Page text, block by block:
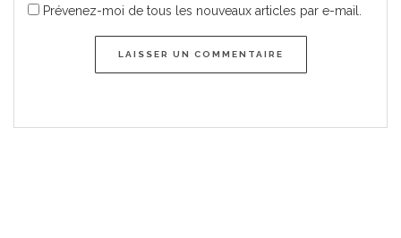
Prévenez-moi de tous les nouveaux articles par e-mail.
LAISSER UN COMMENTAIRE